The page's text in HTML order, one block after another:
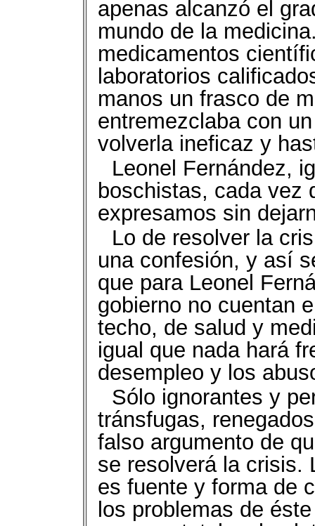
apenas alcanzó el
mundo de la
medicamentos
laboratorios
manos un frasco de
entremezclaba con
volverla ineficaz y
Leonel Fernández,
boschistas, cada vez
expresamos sin
Lo de resolver la
una confesión, y así
que para Leonel
gobierno no cuentan
techo, de salud y
igual que nada hará
desempleo y los
Sólo ignorantes y
tránsfugas,
falso argumento de
se resolverá la crisis.
es fuente y forma de
los problemas de